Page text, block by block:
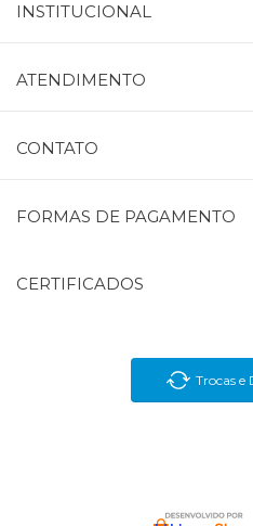
INSTITUCIONAL
ATENDIMENTO
CONTATO
FORMAS DE PAGAMENTO
CERTIFICADOS
Trocas e